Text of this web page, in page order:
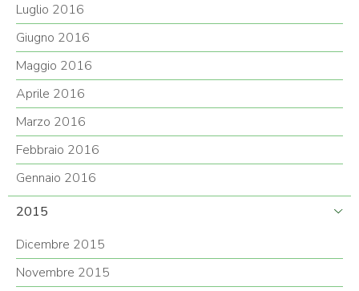
Luglio 2016
Giugno 2016
Maggio 2016
Aprile 2016
Marzo 2016
Febbraio 2016
Gennaio 2016
2015
Dicembre 2015
Novembre 2015